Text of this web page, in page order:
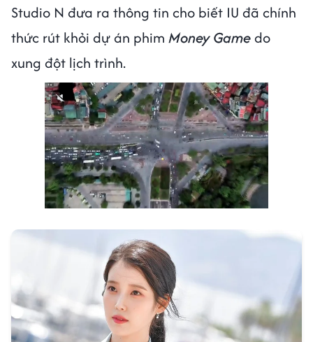
Studio N đưa ra thông tin cho biết IU đã chính
thức rút khỏi dự án phim Money Gamedo
xung đột lịch trình.